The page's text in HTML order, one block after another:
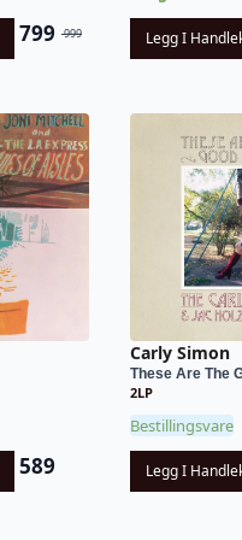
999
Opprinnelig
pris
kr 999.
799
Nåværende
pris
kr 799.
Legg I
589
Carly Simon
These Are The
2LP
Bestillingsvare
Legg I